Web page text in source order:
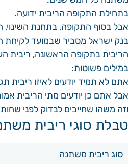
בתחילת התקופה הריבית ידועה.
אבל בסוף התקופה, בתחנת
בנק ישראל מסביר שבמועד לקיחת
הריבית בתקופה הראשונה, ריבית
במילים פשוטות:
אתם לא תמיד יודעים לאיזו ריבית
אבל אתם כן יודעים מתי הריבית
וזה משהו שחייבים לבדוק לפני
טבלת סוגי ריבית
סוג ריבית משתנה